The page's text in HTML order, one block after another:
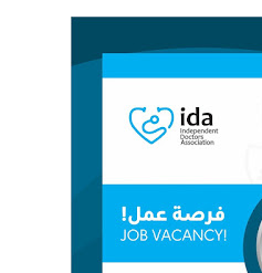
دورات تدريبية